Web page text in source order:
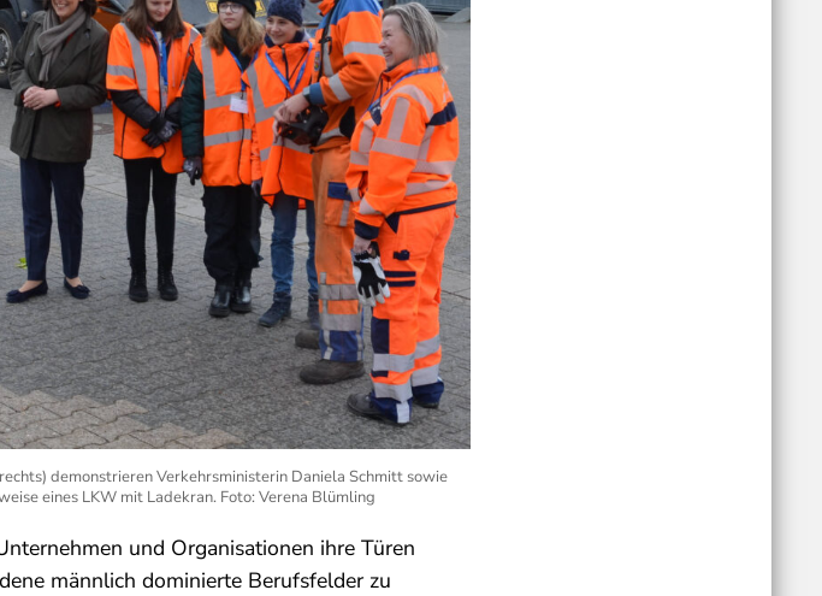
demonstrieren Verkehrsministerin Daniela Schmitt sowie
eines LKW mit Ladekran. Foto: Verena Blümling
und Organisationen ihre Türen
männlich dominierte Berufsfelder zu